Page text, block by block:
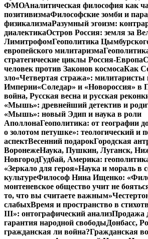
ФМОАналитическая философия как
позитивизмаФилософские зомби и
физикализмаРазумный эгоизм:
диалектикаОстров Россия: земля за
ЛимитрофомГеополитика
европейского милитаризма
стратегические циклы Россия-Европа
человек против Законов космосаКак
зло«Четвертая стража»: милитаристы
Империи«Соледар» и «Новороссия» в
война, Русская весна и русская
«Мышь»: древнейший детектив и
«Мышь»: новый Эдип и наука в роли
АполлонаГеополитика: от географии
о золотом петушке»: теологический и
аспектВесенний подарокГородская
ВоронежеНаука, Пушкин, Луганск,
НовгородГудбай, Америка:
«Зеркало для героя»Наука и мораль в
культуреФилософ Нина Ищенко:
монтеневское общество учит не
то, что вы считаете важным»
слабыхВремя и пространство в
III»: онтографический анализПродажа
гарантия народной свободыДонбасс,
гражданская ли война?Гражданская